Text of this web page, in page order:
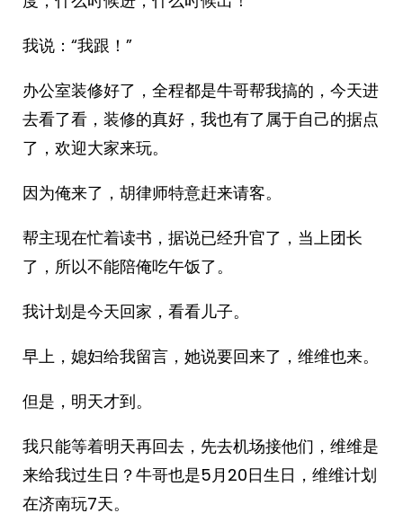
我说：“我跟！”
办公室装修好了，全程都是牛哥帮我搞的，今天进
去看了看，装修的真好，我也有了属于自己的据点
了，欢迎大家来玩。
因为俺来了，胡律师特意赶来请客。
帮主现在忙着读书，据说已经升官了，当上团长
了，所以不能陪俺吃午饭了。
我计划是今天回家，看看儿子。
早上，媳妇给我留言，她说要回来了，维维也来。
但是，明天才到。
我只能等着明天再回去，先去机场接他们，维维是
来给我过生日？牛哥也是5月20日生日，维维计划
在济南玩7天。